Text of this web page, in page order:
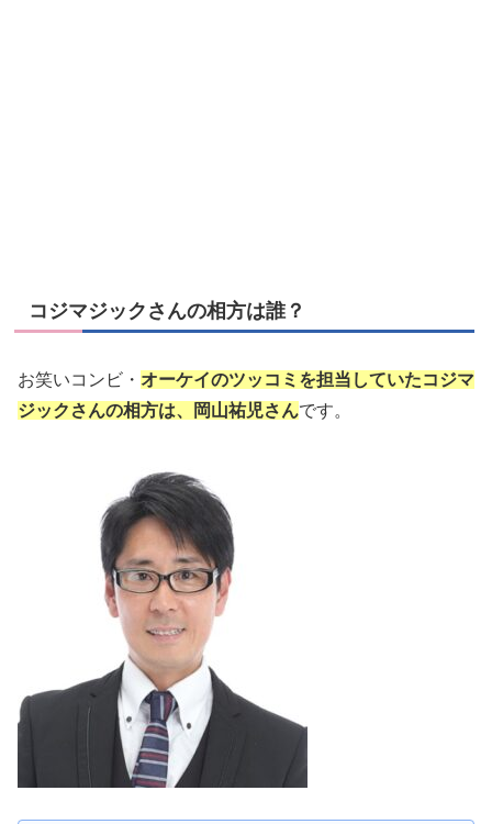
コジマジックさんの相方は誰？
お笑いコンビ・ オーケイのツッコミを担当していたコジマ
ジックさんの相方は、岡山祐児さんです。